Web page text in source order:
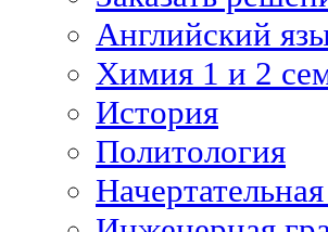
Английский
Химия 1 и 2
История
Политология